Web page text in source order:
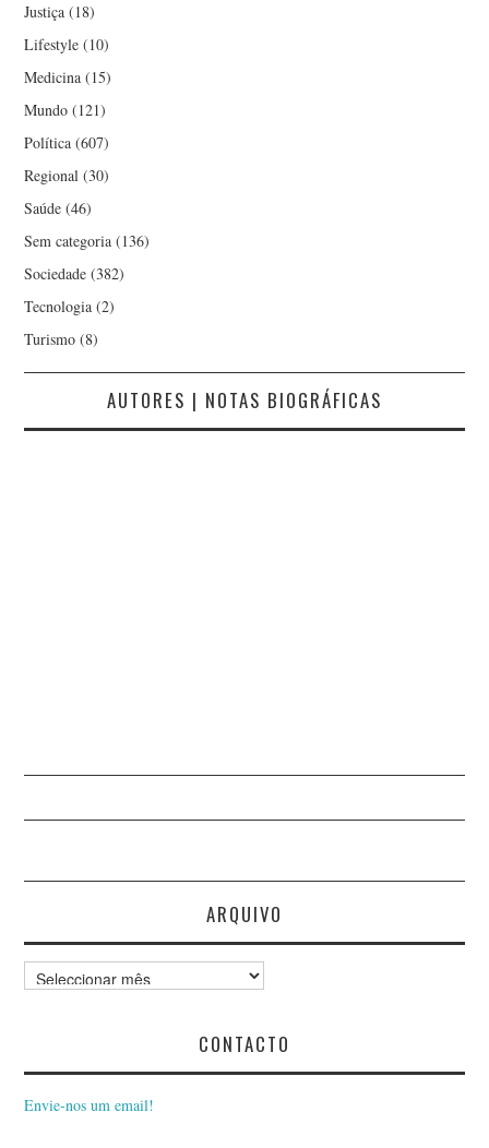
MARCO AURÉLIO
CARVALHO
MARCO VERÍSSIMO
MARGARIDA MANO
MARIA CRUZ
MARIELLA AUGUSTA
MÁRIO NUNO NEVES
MARTHA MENDES
PAULO NETO
TEIXIERA
Justiça (18)
Lifestyle (10)
Medicina (15)
Mundo (121)
Política (607)
Regional (30)
Saúde (46)
Sem categoria (136)
Sociedade (382)
Tecnologia (2)
Turismo (8)
AUTORES | NOTAS BIOGRÁFICAS
ARQUIVO
Arquivo
CONTACTO
Envie-nos um email!